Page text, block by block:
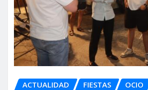
ACTUALIDAD FIESTAS OCIO